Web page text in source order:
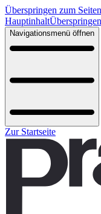
Überspringen zum
Hauptinhalt
Navigationsmenü öffnen
Zur Startseite